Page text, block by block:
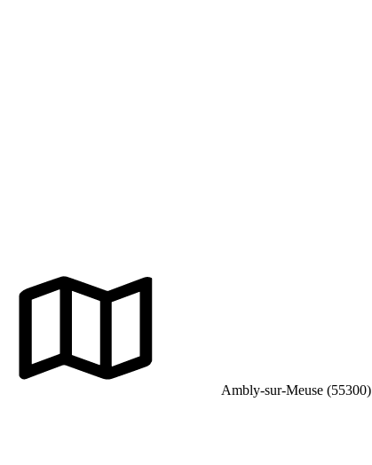
Ambly-sur-Meuse (55300)